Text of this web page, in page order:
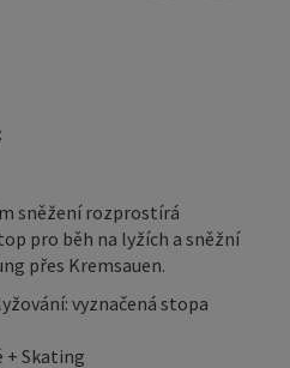
sněžení rozprostírá
pro běh na lyžích a sněžní
přes Kremsauen.
vyznačená stopa
+ Skating